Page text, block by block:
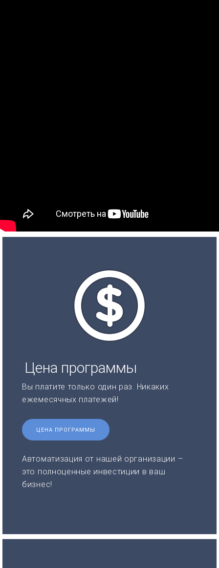
Цена программы
Вы платите только один раз. Никаких
ежемесячных платежей!
ЦЕНА ПРОГРАММЫ
Автоматизация от нашей организации –
это полноценные инвестиции в ваш
бизнес!